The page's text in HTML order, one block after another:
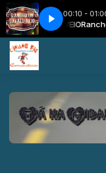
00:10 -
CAVALO VEIO Rancho
PELICIA CLUBE DO